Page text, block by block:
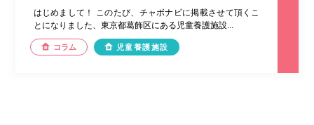
はじめまして！ このたび、チャボナビに掲載させて頂くこ
とになりました、東京都葛飾区にある児童養護施設...
コラム 児童養護施設